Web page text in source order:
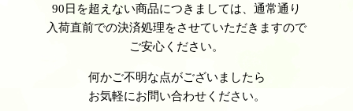
90日を超えない商品につきましては、通常通り
入荷直前での決済処理をさせていただきますので
ご安心ください。
何かご不明な点がございましたら
お気軽にお問い合わせください。